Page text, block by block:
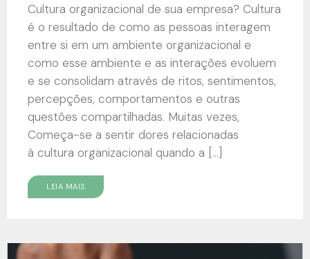
Cultura organizacional de sua empresa? Cultura
é o resultado de como as pessoas interagem
entre si em um ambiente organizacional e
como esse ambiente e as interações evoluem
e se consolidam através de ritos, sentimentos,
percepções, comportamentos e outras
questões compartilhadas. Muitas vezes,
Começa-se a sentir dores relacionadas
à cultura organizacional quando a […]
LEIA MAIS